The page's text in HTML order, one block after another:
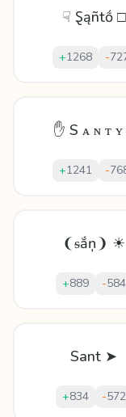
☟ Ȿąñtṍ □
+1268 -
✋ S ᴀ ɴ ᴛ
+1241 -
❨ᵴắņ❩ ☀
+889 -584
Sant ➤
+834 -572